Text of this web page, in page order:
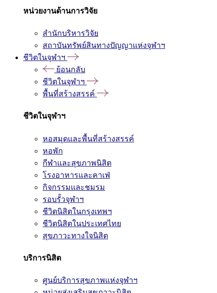
หน่วยงานด้านการวิจัย
สำนักบริหารวิจัย
สถาบันทรัพย์สินทางปัญญาแห่งจุฬาฯ
ชีวิตในจุฬาฯ
ย้อนกลับ
ชีวิตในจุฬาฯ
พื้นที่สร้างสรรค์
ชีวิตในจุฬาฯ
หอสมุดและพื้นที่สร้างสรรค์
หอพัก
กีฬาและสุขภาพนิสิต
โรงอาหารและคาเฟ่
กิจกรรมและชมรม
รอบรั้วจุฬาฯ
ชีวิตนิสิตในกรุงเทพฯ
ชีวิตนิสิตในประเทศไทย
สุขภาวะทางใจนิสิต
บริการนิสิต
ศูนย์บริการสุขภาพแห่งจุฬาฯ